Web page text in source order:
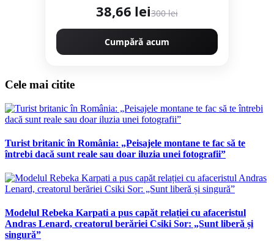
38,66 lei300 lei
Cumpără acum
Cele mai citite
Turist britanic în România: „Peisajele montane te fac să te
întrebi dacă sunt reale sau doar iluzia unei fotografii”
Modelul Rebeka Karpati a pus capăt relației cu afaceristul
Andras Lenard, creatorul berăriei Csiki Sor: „Sunt liberă și
singură”